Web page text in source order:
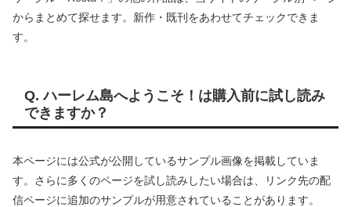
からまとめて探せます。新作・既刊をあわせてチェックできま
す。
Q. ハーレム島へようこそ！は購入前に試し読み
できますか？
本ページには公式が公開しているサンプル画像を掲載していま
す。さらに多くのページを試し読みしたい場合は、リンク先の配
信ページに追加のサンプルが用意されていることがあります。